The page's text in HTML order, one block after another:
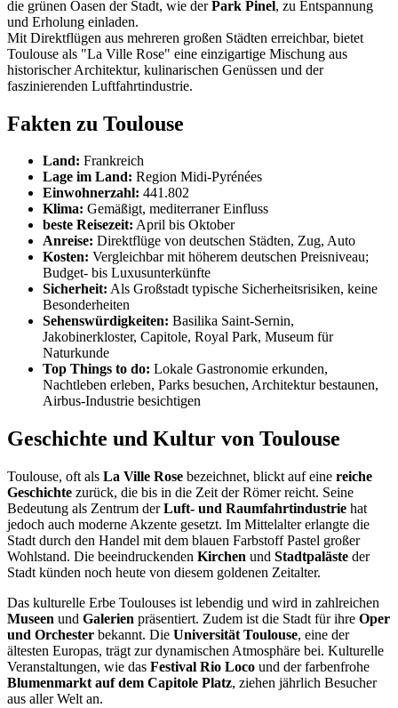
die grünen Oasen der Stadt, wie derPark Pinel, zu Entspannung
und Erholung einladen.
Mit Direktflügen aus mehreren großen Städten erreichbar, bietet
Toulouse als "La Ville Rose" eine einzigartige Mischung aus
historischer Architektur, kulinarischen Genüssen und der
faszinierenden Luftfahrtindustrie.
Fakten zu Toulouse
Land: Frankreich
Lage im Land: Region Midi-Pyrénées
Einwohnerzahl: 441.802
Klima: Gemäßigt, mediterraner Einfluss
beste Reisezeit: April bis Oktober
Anreise: Direktflüge von deutschen Städten, Zug, Auto
Kosten: Vergleichbar mit höherem deutschen Preisniveau;
Budget- bis Luxusunterkünfte
Sicherheit: Als Großstadt typische Sicherheitsrisiken, keine
Besonderheiten
Sehenswürdigkeiten: Basilika Saint-Sernin,
Jakobinerkloster, Capitole, Royal Park, Museum für
Naturkunde
Top Things to do: Lokale Gastronomie erkunden,
Nachtleben erleben, Parks besuchen, Architektur bestaunen,
Airbus-Industrie besichtigen
Geschichte und Kultur von Toulouse
Toulouse, oft als La Ville Rose bezeichnet, blickt auf eine reiche
Geschichte zurück, die bis in die Zeit der Römer reicht. Seine
Bedeutung als Zentrum derLuft- und Raumfahrtindustrie hat
jedoch auch moderne Akzente gesetzt. Im Mittelalter erlangte die
Stadt durch den Handel mit dem blauen Farbstoff Pastel großer
Wohlstand. Die beeindruckenden Kirchen und Stadtpaläste der
Stadt künden noch heute von diesem goldenen Zeitalter.
Das kulturelle Erbe Toulouses ist lebendig und wird in zahlreichen
Museen und Galerien präsentiert. Zudem ist die Stadt für ihre Oper
und Orchester bekannt. Die Universität Toulouse, eine der
ältesten Europas, trägt zur dynamischen Atmosphäre bei. Kulturelle
Veranstaltungen, wie das Festival Rio Loco und der farbenfrohe
Blumenmarkt auf dem Capitole Platz, ziehen jährlich Besucher
aus aller Welt an.